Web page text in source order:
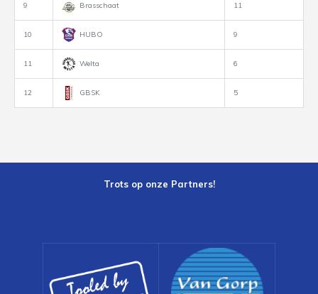
9 Brasschaat 11
10 HUBO 9
11 Welta 6
12 GBSK 5
Trots op onze Partners!